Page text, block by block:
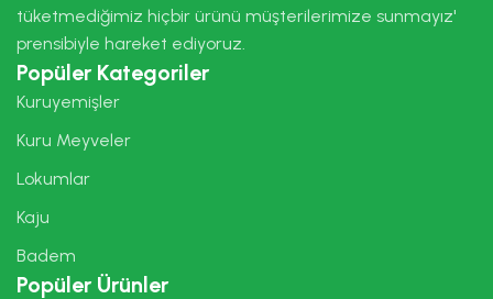
tüketmediğimiz hiçbir ürünü müşterilerimize sunmayız'
prensibiyle hareket ediyoruz.
Popüler Kategoriler
Kuruyemişler
Kuru Meyveler
Lokumlar
Kaju
Badem
Popüler Ürünler